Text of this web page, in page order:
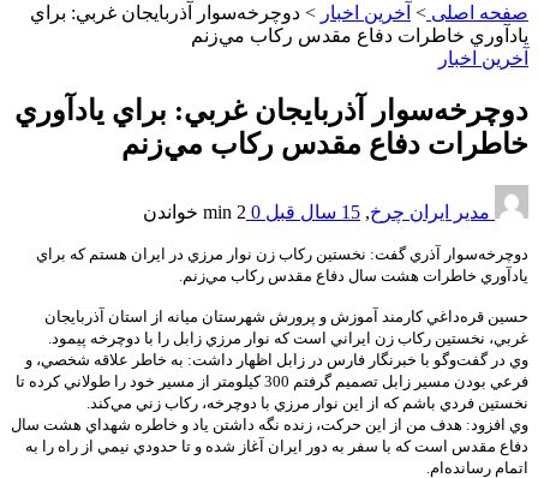
صفحه اصلی > آخرین اخبار > دوچرخه‌سوار آذربايجان غربي: براي
يادآوري خاطرات دفاع مقدس ركاب مي‌زنم
آخرین اخبار
دوچرخه‌سوار آذربايجان غربي: براي يادآوري
خاطرات دفاع مقدس ركاب مي‌زنم
مدیر ایران چرخ, 15 سال قبل 0
2 min خواندن
دوچرخه‌سوار آذري گفت: نخستين ركاب زن نوار مرزي در ايران هستم كه براي
يادآوري خاطرات هشت سال دفاع مقدس ركاب مي‌زنم.
حسين قره‌داغي كارمند آموزش و پرورش شهرستان ميانه از استان آذربايجان
غربي، نخستين ركاب زن ايراني است كه نوار مرزي زابل را با دوچرخه‌ پيمود.
وي در گفت‌وگو با خبرنگار فارس در زابل اظهار داشت: به خاطر علاقه شخصي، و
فرعي بودن مسير زابل تصميم گرفتم 300 كيلومتر از مسير خود را طولاني كرده تا
نخستين فردي باشم كه از اين نوار مرزي با دوچرخه، ركاب زني مي‌كند.
وي افزود: هدف من از اين حركت، زنده نگه داشتن ياد و خاطره شهداي هشت سال
دفاع مقدس است كه با سفر به دور ايران آغاز شده و تا حدودي نيمي از راه را به
اتمام رسانده‌ام.